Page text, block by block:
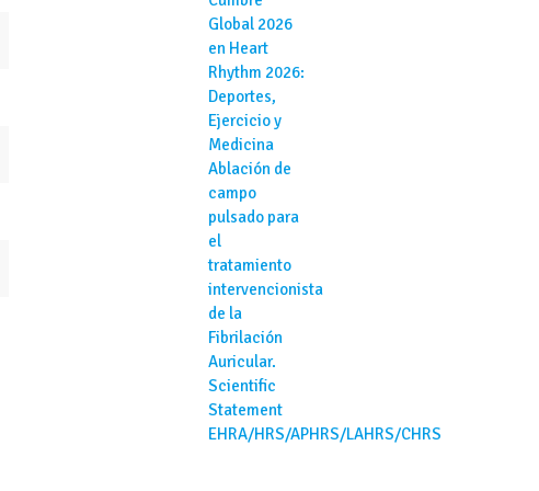
Global 2026
en Heart
Rhythm 2026:
Deportes,
Ejercicio y
Medicina
Ablación de
campo
pulsado para
el
tratamiento
intervencionista
de la
Fibrilación
Auricular.
Scientific
Statement
EHRA/HRS/APHRS/LAHRS/CHRS